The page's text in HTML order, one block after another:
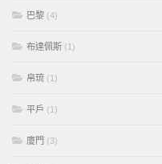
巴黎 (4)
布達佩斯 (1)
帛琉 (1)
平戶 (1)
廈門 (3)